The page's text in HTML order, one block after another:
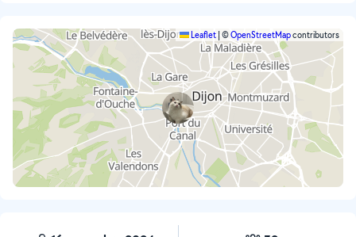
Leaflet ©OpenStreetMapcontributors